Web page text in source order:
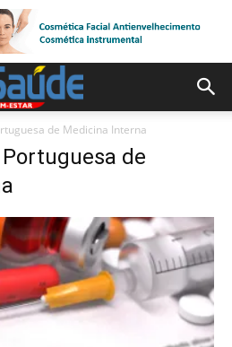
de Medicina Interna
de